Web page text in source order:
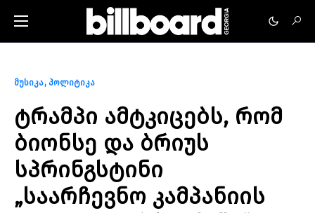
მუსიკა პოლიტიკა
ტრამპი ამტკიცებს, რომ
ბიონსე და ბრიუს
სპრინგსტინი
„საარჩევნო კამპანიის